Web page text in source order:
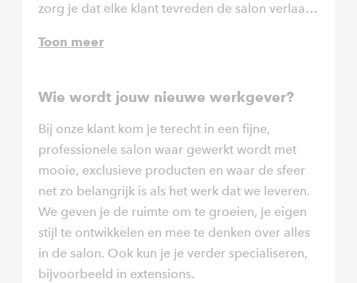
zorg je dat elke klant tevreden de salon verlaat.
werkt zelfstandig aan verschillende
kleurtechnieken zoals highlights en balayage.
Toon meer
Wie wordt jouw nieuwe werkgever?
Bij onze klant kom je terecht in een fijne,
professionele salon waar gewerkt wordt met
mooie, exclusieve producten en waar de sfeer
net zo belangrijk is als het werk dat we leveren.
We geven je de ruimte om te groeien, je eigen
stijl te ontwikkelen en mee te denken over alles
in de salon. Ook kun je je verder specialiseren,
bijvoorbeeld in extensions.